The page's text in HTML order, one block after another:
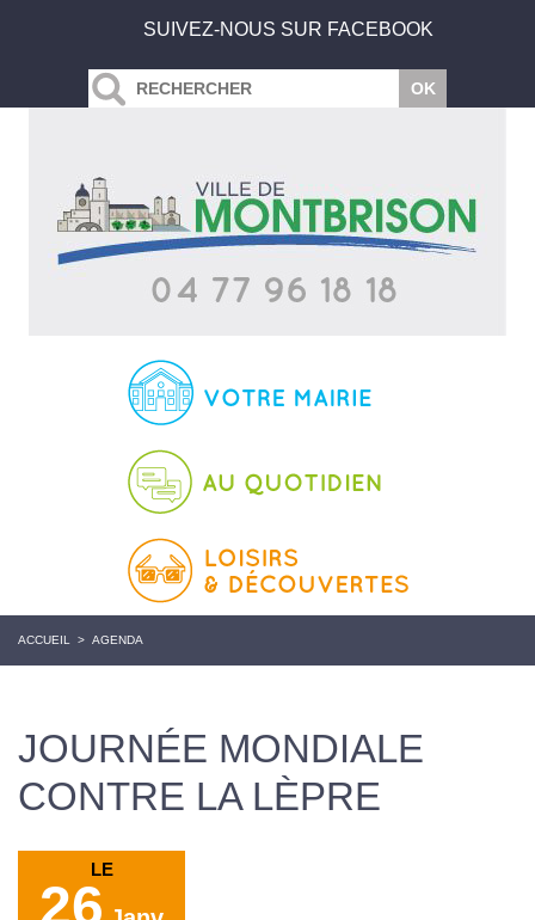
SUIVEZ-NOUS SUR FACEBOOK
ACCUEIL > AGENDA
JOURNÉE MONDIALE
CONTRE LA LÈPRE
LE
26